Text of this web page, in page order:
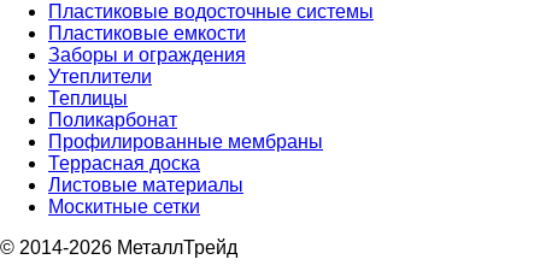
Пластиковые водосточные системы
Пластиковые емкости
Заборы и ограждения
Утеплители
Теплицы
Поликарбонат
Профилированные мембраны
Террасная доска
Листовые материалы
Москитные сетки
© 2014-2026 МеталлТрейд